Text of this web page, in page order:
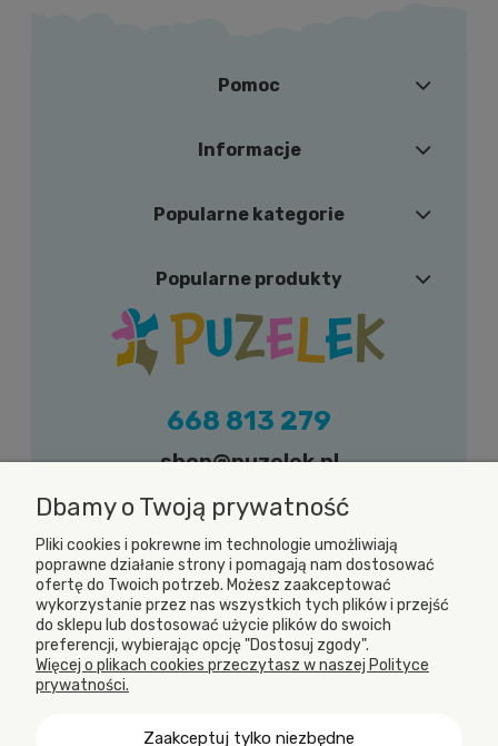
Pomoc
Informacje
Popularne kategorie
Popularne produkty
668 813 279
shop@puzelek.pl
Zapraszamy do kontaktu w dni robocze (od
poniedziałku do piątku) w godzinach od 9.00
do 17.00
Dbamy o Twoją prywatność
Pliki cookies i pokrewne im technologie umożliwiają
poprawne działanie strony i pomagają nam dostosować
ofertę do Twoich potrzeb. Możesz zaakceptować
wykorzystanie przez nas wszystkich tych plików i przejść
do sklepu lub dostosować użycie plików do swoich
preferencji, wybierając opcję "Dostosuj zgody".
Więcej o plikach cookies przeczytasz w naszej Polityce
prywatności.
Zaakceptuj tylko niezbędne